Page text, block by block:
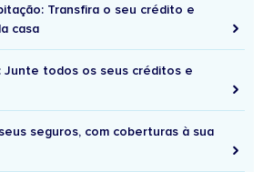
Transfira o seu crédito e
casa
Junte todos os seus créditos e
seguros, com coberturas à sua